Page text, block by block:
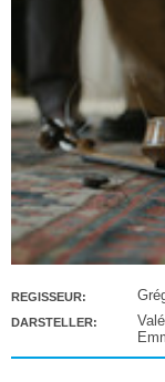
REGISSEUR:
DARSTELLER: